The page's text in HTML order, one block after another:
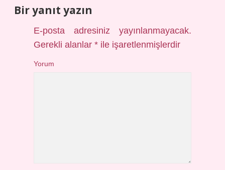
Bir yanıt yazın
E-posta adresiniz yayınlanmayacak.
Gerekli alanlar* ile işaretlenmişlerdir
Yorum